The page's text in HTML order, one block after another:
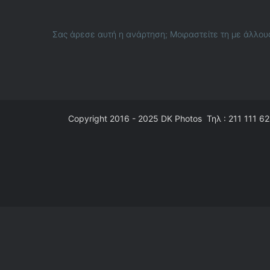
Σας άρεσε αυτή η ανάρτηση; Μοιραστείτε τη με
Copyright 2016 - 2025 DK Photos Τηλ : 211 111